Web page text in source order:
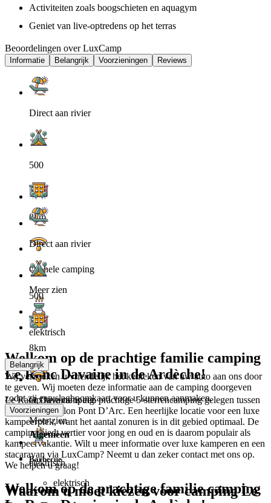
Activiteiten zoals boogschieten en aquagym
Geniet van live-optredens op het terras
Beoordelingen over LuxCamp
Informatie Belangrijk Voorzieningen Reviews
Direct aan rivier
500
8km
Op hele camping
Meer zien
elektrisch
Welkom op de prachtige familie camping
Le Ranc Davaine in de Ardèche!
Le Ranc Davaine is een prachtige 5-sterrencamping gelegen tussen
Rouoms en Vallon Pont D’Arc. Een heerlijke locatie voor een luxe
kampeerplek, want het aantal zonuren is in dit gebied optimaal. De
camping biedt vertier voor jong en oud en is daarom populair als
kampeervakantie. Wilt u meer informatie over luxe kamperen en een
stacaravan via LuxCamp? Neemt u dan zeker contact met ons op.
We helpen u graag!
Waarom u moet kiezen voor camping Le
Direct aan rivier
500
8km
Op hele camping
Meer zien
elektrisch
Welkom op de prachtige familie camping
Belangrijk
Wij verzoeken u vriendelijk het kenteken van uw auto aan ons door
te geven. Wij moeten deze informatie aan de camping doorgeven
zodat zij een slagboomkaart voor u kunnen aanmaken.
Voorzieningen
Algemeen
Barbecue
elektrisch